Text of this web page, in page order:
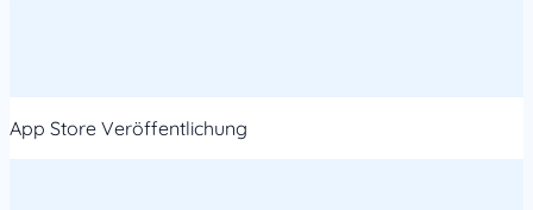
App Store Veröffentlichung